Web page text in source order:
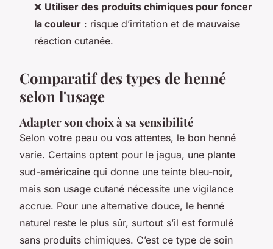
❌ Utiliser des produits chimiques pour foncer
la couleur : risque d’irritation et de mauvaise
réaction cutanée.
Comparatif des types de henné
selon l'usage
Adapter son choix à sa sensibilité
Selon votre peau ou vos attentes, le bon henné
varie. Certains optent pour le jagua, une plante
sud-américaine qui donne une teinte bleu-noir,
mais son usage cutané nécessite une vigilance
accrue. Pour une alternative douce, le henné
naturel reste le plus sûr, surtout s’il est formulé
sans produits chimiques. C’est ce type de soin